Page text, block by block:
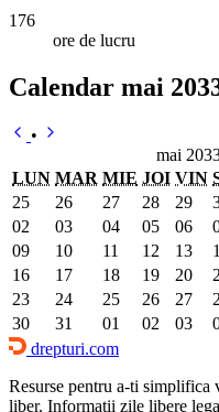
176
ore de lucru
Calendar mai
•
mai
LUN MAR MIE JOI VIN
25
26 27 28 29
02
03 04 05 06
09
10 11 12 13
16
17 18 19 20
23
24 25 26 27
30
31 01 02 03
drepturi.com
Resurse pentru a-ti
liber. Informatii zile libere